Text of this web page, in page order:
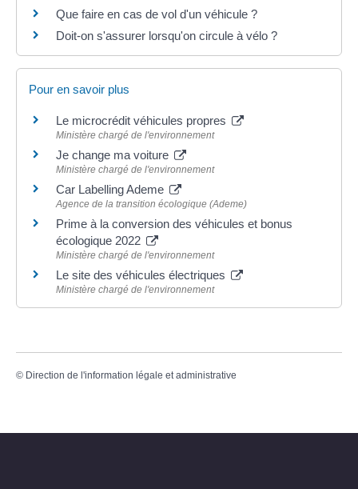
Que faire en cas de vol d'un véhicule ?
Doit-on s'assurer lorsqu'on circule à vélo ?
Pour en savoir plus
Le microcrédit véhicules propres
Ministère chargé de l'environnement
Je change ma voiture
Ministère chargé de l'environnement
Car Labelling Ademe
Agence de la transition écologique (Ademe)
Prime à la conversion des véhicules et bonus
écologique 2022
Ministère chargé de l'environnement
Le site des véhicules électriques
Ministère chargé de l'environnement
© Direction de l'information légale et administrative